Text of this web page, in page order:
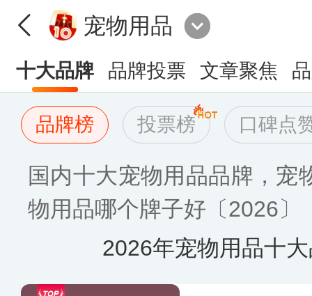
宠物用品
十大品牌 品牌投票 文章聚焦
品牌榜 投票榜 口碑点
国内十大宠物用品品牌，宠
物用品哪个牌子好〔2026〕
2026年宠物用品十